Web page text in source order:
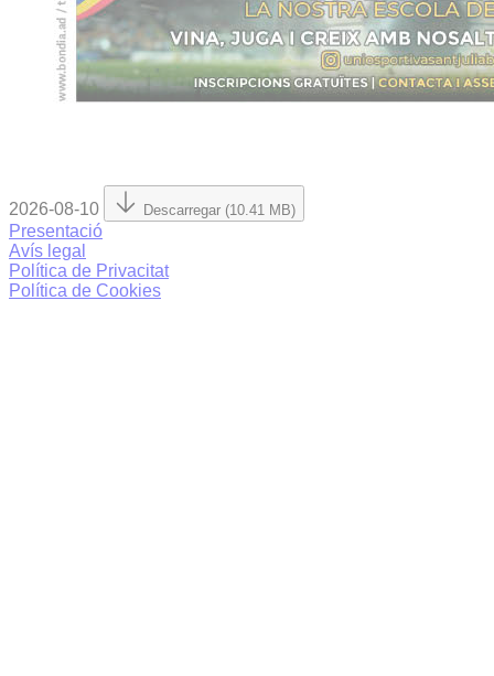
2026-08-10 Descarregar (10.41 MB)
Presentació
Avís legal
Política de Privacitat
Política de Cookies